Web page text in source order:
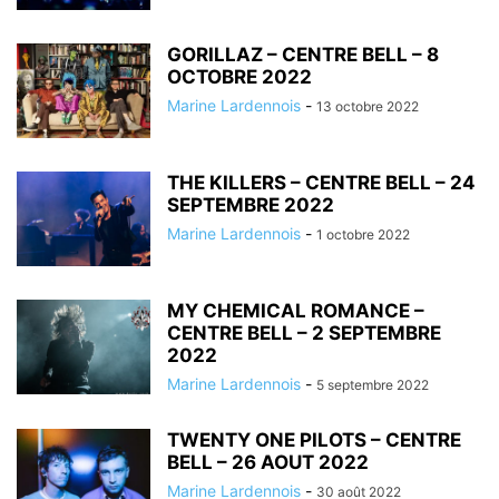
GORILLAZ – CENTRE BELL – 8
OCTOBRE 2022
Marine Lardennois - 13 octobre 2022
THE KILLERS – CENTRE BELL – 24
SEPTEMBRE 2022
Marine Lardennois - 1 octobre 2022
MY CHEMICAL ROMANCE –
CENTRE BELL – 2 SEPTEMBRE
2022
Marine Lardennois - 5 septembre 2022
TWENTY ONE PILOTS – CENTRE
BELL – 26 AOUT 2022
Marine Lardennois - 30 août 2022